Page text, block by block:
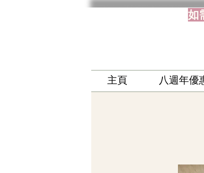
如
主頁 八週年優